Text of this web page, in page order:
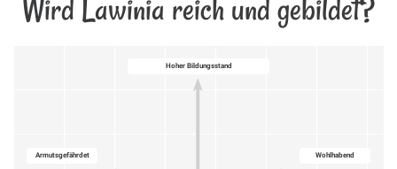
Wird Lawinia reich und gebildet?
Hoher Bildungsstand
Wohlhabend
Armutsgefährdet